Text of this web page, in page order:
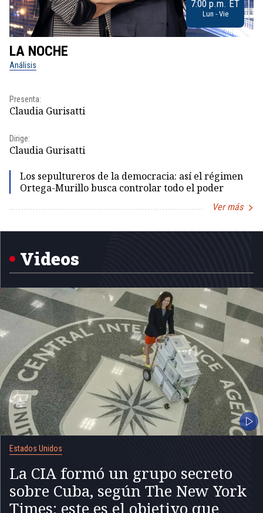
7:00 p.m. ET
Lun - Vie
LA NOCHE
Análisis
Presenta:
Claudia Gurisatti
Dirige:
Claudia Gurisatti
Los sepultureros de la democracia: así el régimen
Ortega-Murillo busca controlar todo el poder
Ver más
Videos
Estados Unidos
La CIA formó un grupo secreto
sobre Cuba, según The New York
Times: este es el objetivo que